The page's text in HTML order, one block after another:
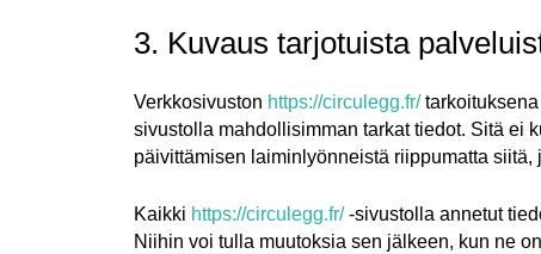
3. Kuvaus tarjotuista
Verkkosivuston https://circulegg.fr/tarkoituksena
sivustolla mahdollisimman tarkat tiedot. Sitä ei
päivittämisen laiminlyönneistä riippumatta
Kaikki https://circulegg.fr/-sivustolla annetut
Niihin voi tulla muutoksia sen jälkeen, kun ne